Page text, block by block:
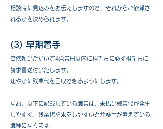
相談時に見込みをお伝えしますので、それからご依頼さ
れるかを決められます。
(3) 早期着手
ご依頼いただいて4営業日以内に相手方に必ず相手方に
請求書送付いたします。
速やかに残業代を回収できるようにします。
​なお、以下に記載している職業は、未払い残業代が発生
しやすく、残業代請求をしやすいと弁護士が考えている
職種になります。